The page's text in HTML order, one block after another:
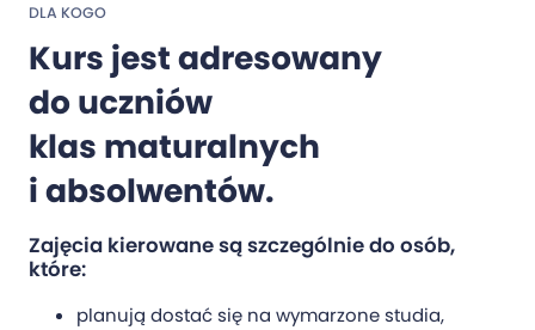
DLA KOGO
Kurs jest adresowany
do uczniów
klas maturalnych
i absolwentów.
Zajęcia kierowane są szczególnie do osób,
które:
planują dostać się na wymarzone studia,